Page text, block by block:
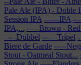
Pale Ale (IPA) - Doble
Session IPA ------IPA
IPA,... -----Brown -
-----Dubbel ------Tripel
Biere de Garde -----
Stout - Oatmeal Stout...